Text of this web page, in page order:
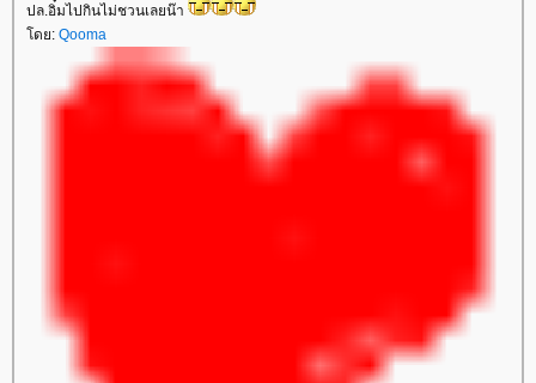
ปล.อิ๋มไปกินไม่ชวนเลยน๊า
ดย: Qooma